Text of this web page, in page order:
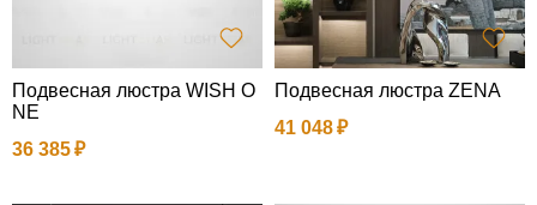
Подвесная люстра WISH O
NE
36 385
Подвесная люстра ZENA
41 048